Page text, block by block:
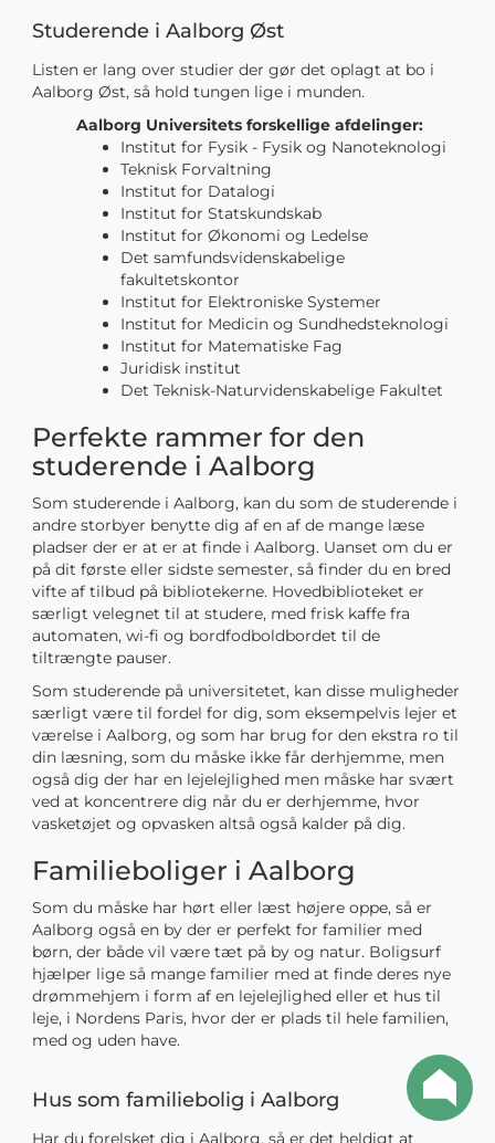
Studerende i Aalborg Øst
Listen er lang over studier der gør det oplagt at bo i
Aalborg Øst, så hold tungen lige i munden.
Aalborg Universitets forskellige afdelinger:
Institut for Fysik - Fysik og Nanoteknologi
Teknisk Forvaltning
Institut for Datalogi
Institut for Statskundskab
Institut for Økonomi og Ledelse
Det samfundsvidenskabelige
fakultetskontor
Institut for Elektroniske Systemer
Institut for Medicin og Sundhedsteknologi
Institut for Matematiske Fag
Juridisk institut
Det Teknisk-Naturvidenskabelige Fakultet
Perfekte rammer for den
studerende i Aalborg
Som studerende i Aalborg, kan du som de studerende i
andre storbyer benytte dig af en af de mange læse
pladser der er at er at finde i Aalborg. Uanset om du er
på dit første eller sidste semester, så finder du en bred
vifte af tilbud på bibliotekerne. Hovedbiblioteket er
særligt velegnet til at studere, med frisk kaffe fra
automaten, wi-fi og bordfodboldbordet til de
tiltrængte pauser.
Som studerende på universitetet, kan disse muligheder
særligt være til fordel for dig, som eksempelvis lejer et
værelse i Aalborg, og som har brug for den ekstra ro til
din læsning, som du måske ikke får derhjemme, men
også dig der har en lejelejlighed men måske har svært
ved at koncentrere dig når du er derhjemme, hvor
vasketøjet og opvasken altså også kalder på dig.
Familieboliger i Aalborg
Som du måske har hørt eller læst højere oppe, så er
Aalborg også en by der er perfekt for familier med
børn, der både vil være tæt på by og natur. Boligsurf
hjælper lige så mange familier med at finde deres nye
drømmehjem i form af en lejelejlighed eller et hus til
leje, i Nordens Paris, hvor der er plads til hele familien,
med og uden have.
Hus som familiebolig i Aalborg
Har du forelsket dig i Aalborg, så er det heldigt at